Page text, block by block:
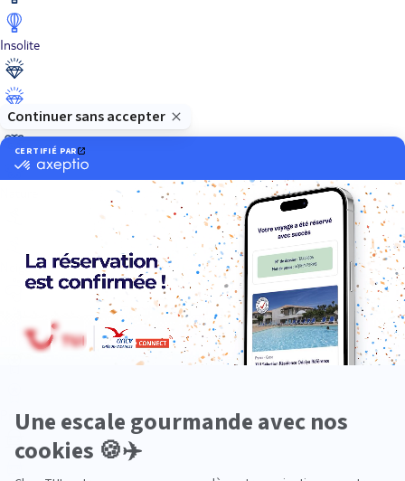
Insolite
Luxe
Neige
Plongée
Premium